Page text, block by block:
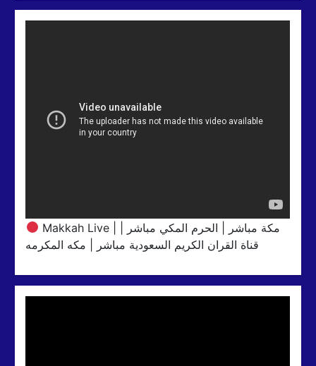
Makkah Live | مكة مباشر | الحرم المكي مباشر |
قناة القران الكريم السعودية مباشر | مكه المكرمه